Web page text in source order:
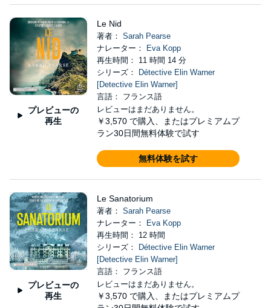
プレビューの
再生
Le Nid
著者： Sarah Pearse
ナレーター：
Eva Kopp
再生時間： 11 時間 14 分
シリーズ：
Détective Elin Warner
[Detective Elin Warner]
言語： フランス語
レビューはまだありません。
￥3,570 で購入、またはプレミアムプ
ラン30日間無料体験で試す
無料体験を試す
プレビューの
再生
Le Sanatorium
著者： Sarah Pearse
ナレーター：
Eva Kopp
再生時間： 12 時間
シリーズ：
Détective Elin Warner
[Detective Elin Warner]
言語： フランス語
レビューはまだありません。
￥3,570 で購入、またはプレミアムプ